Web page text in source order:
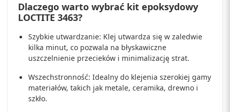
Dlaczego warto wybrać kit epoksydowy
LOCTITE 3463?
Szybkie utwardzanie: Klej utwardza się w zaledwie
kilka minut, co pozwala na błyskawiczne
uszczelnienie przecieków i minimalizację strat.
Wszechstronność: Idealny do klejenia szerokiej gamy
materiałów, takich jak metale, ceramika, drewno i
szkło.